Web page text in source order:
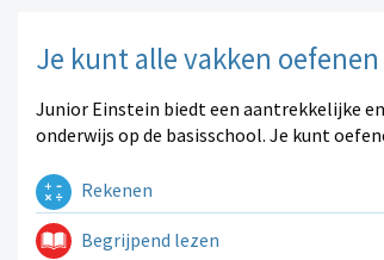
Je kunt alle vakken
Junior Einstein biedt een aantrekkelijke
onderwijs op de basisschool. Je kunt
Rekenen
Begrijpend lezen